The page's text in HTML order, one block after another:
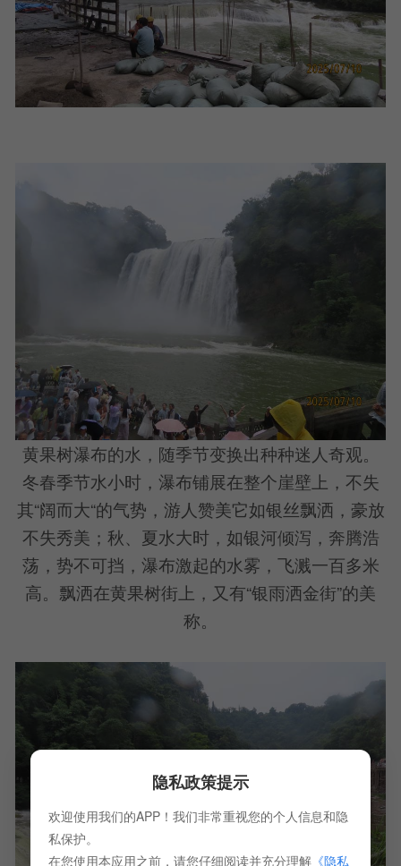
黄果树瀑布的水，随季节变换出种种迷人奇观。
冬春季节水小时，瀑布铺展在整个崖壁上，不失
其“阔而大“的气势，游人赞美它如银丝飘洒，豪放
不失秀美；秋、夏水大时，如银河倾泻，奔腾浩
荡，势不可挡，瀑布激起的水雾，飞溅一百多米
高。飘洒在黄果树街上，又有“银雨洒金街”的美
称。
隐私政策提示
欢迎使用我们的APP！我们非常重视您的个人信息和隐
私保护。
在您使用本应用之前，请您仔细阅读并充分理解《隐私